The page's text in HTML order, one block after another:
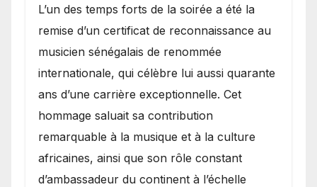
​L’un des temps forts de la soirée a été la
remise d’un certificat de reconnaissance au
musicien sénégalais de renommée
internationale, qui célèbre lui aussi quarante
ans d’une carrière exceptionnelle. Cet
hommage saluait sa contribution
remarquable à la musique et à la culture
africaines, ainsi que son rôle constant
d’ambassadeur du continent à l’échelle